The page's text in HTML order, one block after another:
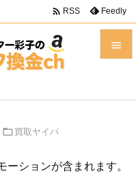

次へ
 RSS Feedly
買取ヤイバ
ションが含まれます。